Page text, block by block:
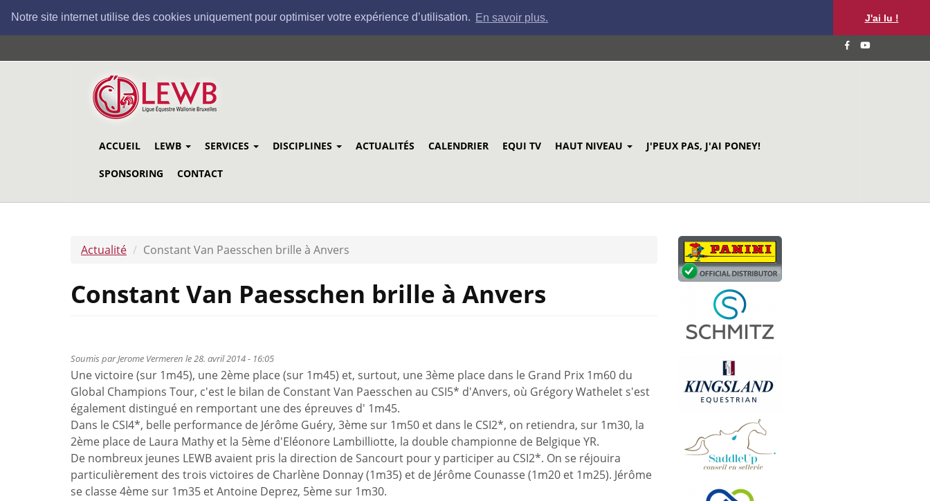
Notre site internet utilise des cookies uniquement pour optimiser votre expérience d’utilisation. En savoir plus. J'ai lu !
au
ACCUEIL LEWB SERVICES DISCIPLINES ACTUALITÉS CALENDRIER EQUI TV HAUT NIVEAU J'PEUX PAS, J'AI PONEY!
SPONSORING CONTACT
Actualité Constant Van Paesschen brille à Anvers
Constant Van Paesschen brille à Anvers
Soumis parJerome Vermeren le 28. avril 2014 - 16:05
Une victoire (sur 1m45), une 2ème place (sur 1m45) et, surtout, une 3ème place dans le Grand Prix 1m60 du
Global Champions Tour, c'est le bilan de Constant Van Paesschen au CSI5* d'Anvers, où Grégory Wathelet s'est
également distingué en remportant une des épreuves d' 1m45.
Dans le CSI4*, belle performance de Jérôme Guéry, 3ème sur 1m50 et dans le CSI2*, on retiendra, sur 1m30, la
2ème place de Laura Mathy et la 5ème d'Eléonore Lambilliotte, la double championne de Belgique YR.
De nombreux jeunes LEWB avaient pris la direction de Sancourt pour y participer au CSI2*. On se réjouira
particulièrement des trois victoires de Charlène Donnay (1m35) et de Jérôme Counasse (1m20 et 1m25). Jérôme
se classe 4ème sur 1m35 et Antoine Deprez, 5ème sur 1m30.